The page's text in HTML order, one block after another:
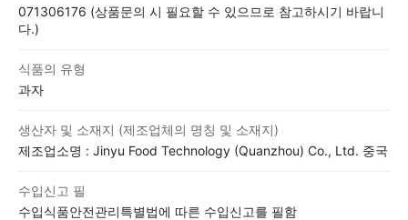
071306176 (상품문의 시 필요할 수 있으므로 참고하시기 바랍니
다.)
식품의 유형
과자
생산자 및 소재지 (제조업체의 명칭 및 소재지)
제조업소명 : Jinyu Food Technology (Quanzhou) Co., Ltd. 중국
수입신고 필
수입식품안전관리특별법에 따른 수입신고를 필함